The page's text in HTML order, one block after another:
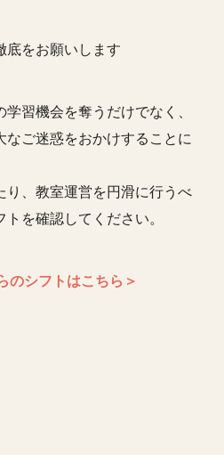
底をお願いします
習機会を奪うだけでなく、
なご迷惑をおかけすることに
り、教室運営を円滑に行うべ
を確認してください。
シフトはこちら＞